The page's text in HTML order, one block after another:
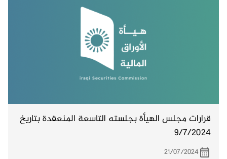
قرارات مجلس الهيأة بجلسته التاسعة المنعقدة بتاريخ
9/7/2024
21/07/2024